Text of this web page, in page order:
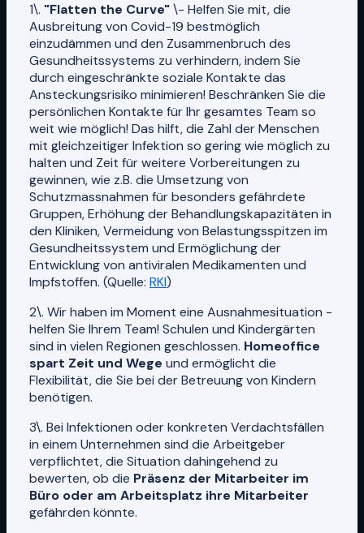
1\. "Flatten the Curve"\- Helfen Sie mit, die
Ausbreitung von Covid-19 bestmöglich
einzudämmen und den Zusammenbruch des
Gesundheitssystems zu verhindern, indem Sie
durch eingeschränkte soziale Kontakte das
Ansteckungsrisiko minimieren! Beschränken Sie die
persönlichen Kontakte für Ihr gesamtes Team so
weit wie möglich! Das hilft, die Zahl der Menschen
mit gleichzeitiger Infektion so gering wie möglich zu
halten und Zeit für weitere Vorbereitungen zu
gewinnen, wie z.B. die Umsetzung von
Schutzmassnahmen für besonders gefährdete
Gruppen, Erhöhung der Behandlungskapazitäten in
den Kliniken, Vermeidung von Belastungsspitzen im
Gesundheitssystem und Ermöglichung der
Entwicklung von antiviralen Medikamenten und
Impfstoffen. (Quelle: RKI)
2\. Wir haben im Moment eine Ausnahmesituation -
helfen Sie Ihrem Team! Schulen und Kindergärten
sind in vielen Regionen geschlossen. Homeoffice
spart Zeit und Wege und ermöglicht die
Flexibilität, die Sie bei der Betreuung von Kindern
benötigen.
3\. Bei Infektionen oder konkreten Verdachtsfällen
in einem Unternehmen sind die Arbeitgeber
verpflichtet, die Situation dahingehend zu
bewerten, ob die Präsenz der Mitarbeiter im
Büro oder am Arbeitsplatz ihre Mitarbeiter
gefährden könnte.